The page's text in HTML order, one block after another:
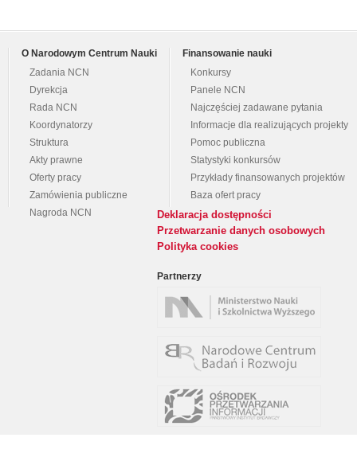
O Narodowym Centrum Nauki
Zadania NCN
Dyrekcja
Rada NCN
Koordynatorzy
Struktura
Akty prawne
Oferty pracy
Zamówienia publiczne
Nagroda NCN
Finansowanie nauki
Konkursy
Panele NCN
Najczęściej zadawane pytania
Informacje dla realizujących projekty
Pomoc publiczna
Statystyki konkursów
Przykłady finansowanych projektów
Baza ofert pracy
Deklaracja dostępności
Przetwarzanie danych osobowych
Polityka cookies
Partnerzy